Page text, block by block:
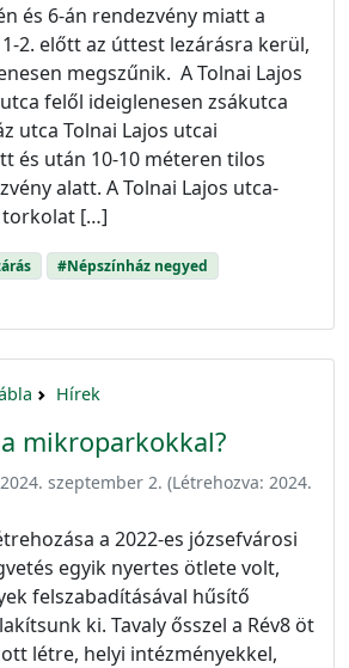
és 6-án rendezvény miatt a
2. előtt az úttest lezárásra kerül,
megszűnik. A Tolnai Lajos
felől ideiglenesen zsákutca
utca Tolnai Lajos utcai
és után 10-10 méteren tilos
alatt. A Tolnai Lajos utca-
torkolat […]
#Népszínház negyed
Hírek
mikroparkokkal?
2024. szeptember 2. (Létrehozva: 2024.
a 2022-es józsefvárosi
egyik nyertes ötlete volt,
felszabadításával hűsítő
ki. Tavaly ősszel a Rév8 öt
létre, helyi intézményekkel,